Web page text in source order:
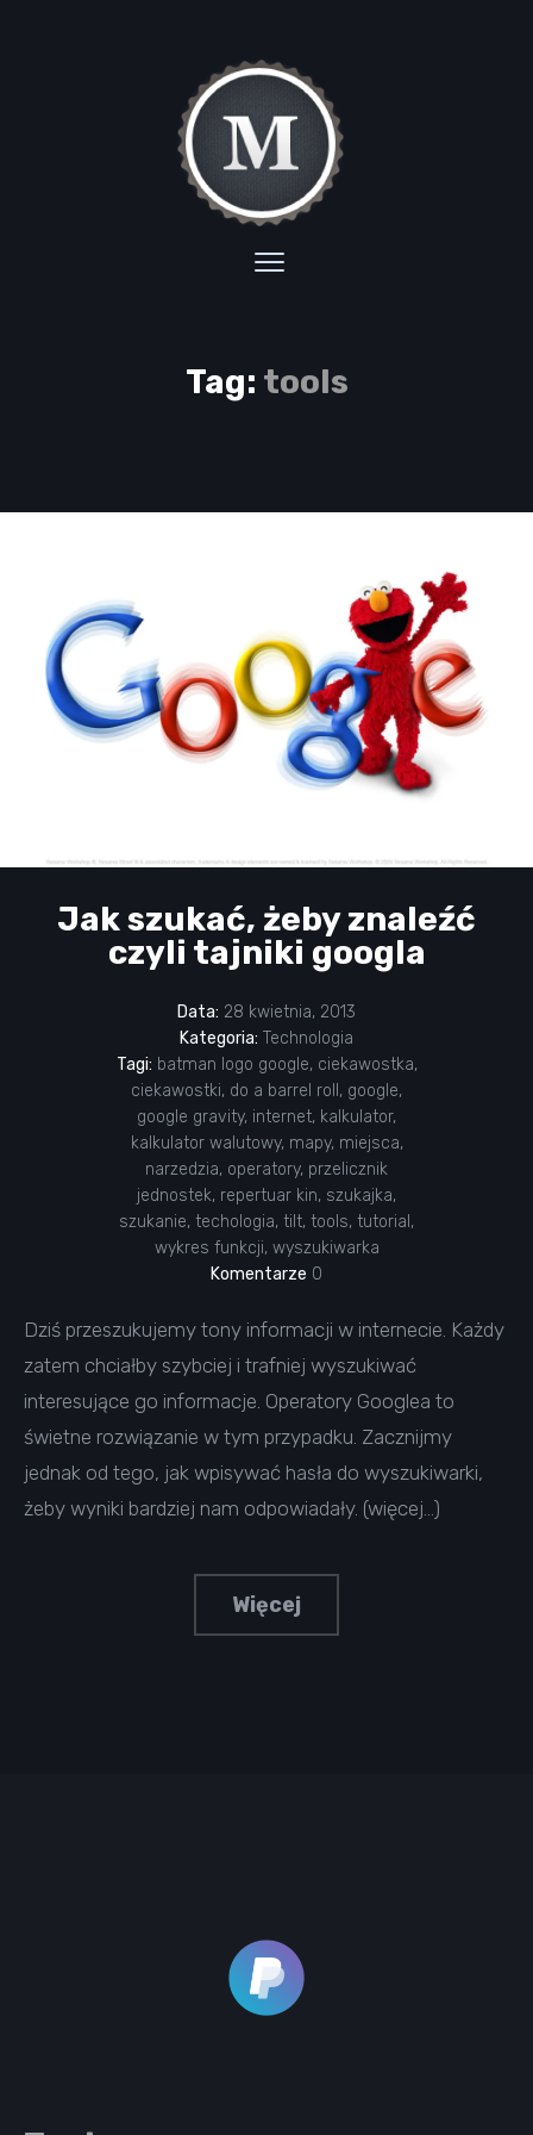
Tag: tools
Jak szukać, żeby znaleźć
czyli tajniki googla
Data: 28 kwietnia, 2013
Kategoria: Technologia
Tagi: batman logo google, ciekawostka,
ciekawostki, do a barrel roll , google,
google gravity, internet, kalkulator,
kalkulator walutowy, mapy, miejsca,
narzedzia, operatory, przelicznik
jednostek, repertuar kin, szukajka,
szukanie, techologia, tilt, tools, tutorial ,
wykres funkcji, wyszukiwarka
Komentarze 0
Dziś przeszukujemy tony informacji w internecie. Każdy
zatem chciałby szybciej i trafniej wyszukiwać
interesujące go informacje. Operatory Googlea to
świetne rozwiązanie w tym przypadku. Zacznijmy
jednak od tego, jak wpisywać hasła do wyszukiwarki,
żeby wyniki bardziej nam odpowiadały. (więcej…)
Więcej